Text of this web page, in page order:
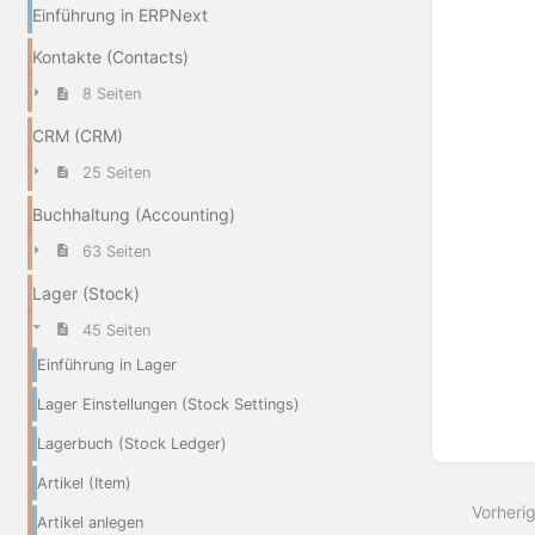
Einführung in ERPNext
Kontakte (Contacts)
8 Seiten
CRM (CRM)
25 Seiten
Buchhaltung (Accounting)
63 Seiten
Lager (Stock)
45 Seiten
Einführung in Lager
Lager Einstellungen (Stock Settings)
Lagerbuch (Stock Ledger)
Artikel (Item)
Artikel anlegen